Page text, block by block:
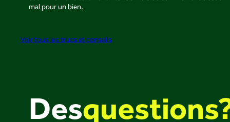
mal pour un bien.
Voir tous les trucs et conseils
Des